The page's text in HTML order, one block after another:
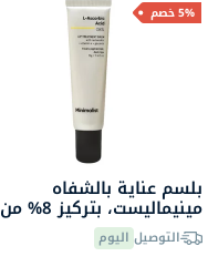
5% خصم
بلسم عناية بالشفاه
مينيماليست، بتركيز 8% من
حمض الأسكوربيك، 12 جرام
التوصيل اليوم